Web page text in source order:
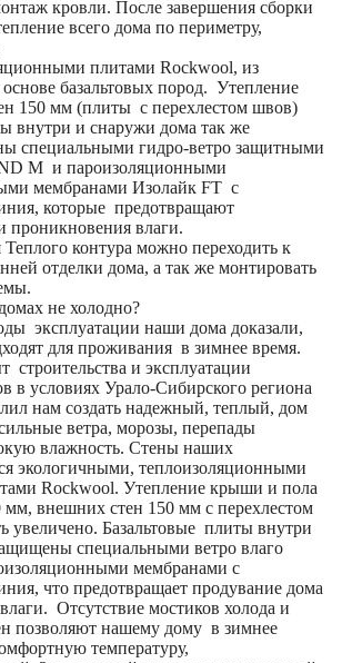
кровли. После завершения сборки
всего дома по периметру,
плитами Rockwool, из
базальтовых пород. Утепление
150 мм (плиты с перехлестом швов)
внутри и снаружи дома так же
специальными гидро-ветро защитными
M и пароизоляционными
мембранами Изолайк FT с
которые предотвращают
проникновения влаги.
контура можно переходить к
отделки дома, а так же монтировать
не холодно?
эксплуатации наши дома доказали,
для проживания в зимнее время.
и эксплуатации
в условиях Урало-Сибирского региона
нам создать надежный, теплый, дом
ветра, морозы, перепады
влажность. Стены наших
экологичными, теплоизоляционными
Rockwool. Утепление крыши и пола
мм, внешних стен 150 мм с перехлестом
увеличено. Базальтовые плиты внутри
специальными ветро влаго
мембранами с
что предотвращает продувание дома
Отсутствие мостиков холода и
позволяют нашему дому в зимнее
температуру,